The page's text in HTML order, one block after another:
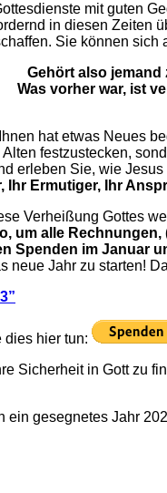
mit guten
in diesen Zeiten
Sie können
Gehört also jemand
Was vorher war, ist
hat etwas Neues
festzustecken,
erleben Sie, wie
Ihr Ermutiger, Ihr
Verheißung Gottes
um alle
Spenden im Januar
neue Jahr zu starten!
dies hier tun:
Sicherheit in Gott zu
gesegnetes Jahr